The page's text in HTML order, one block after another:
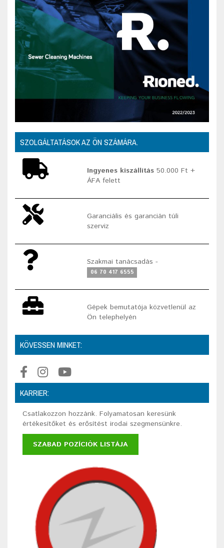
SZOLGÁLTATÁSOK AZ ÖN SZÁMÁRA.
Ingyenes kiszállítás 50.000 Ft +
ÁFA felett
Garanciális és garancián túli
szerviz
Szakmai tanácsadás -
06 70 417 6555
Gépek bemutatója közvetlenül az
Ön telephelyén
KÖVESSEN MINKET:
KARRIER:
Csatlakozzon hozzánk. Folyamatosan keresünk
értékesítőket és erősítést irodai szegmensünkre.
SZABAD POZÍCIÓK LISTÁJA